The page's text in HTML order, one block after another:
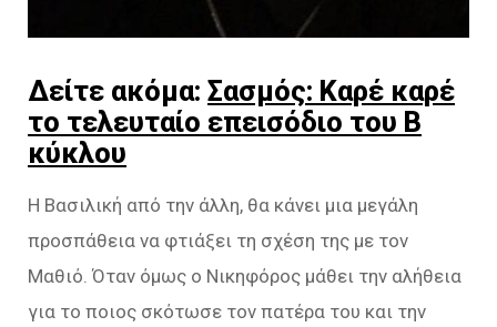
Δείτε ακόμα: Σασμός: Καρέ καρέ
το τελευταίο επεισόδιο του Β
κύκλου
Η Βασιλική από την άλλη, θα κάνει μια μεγάλη
προσπάθεια να φτιάξει τη σχέση της με τον
Μαθιό. Όταν όμως ο Νικηφόρος μάθει την αλήθεια
για το ποιος σκότωσε τον πατέρα του και την